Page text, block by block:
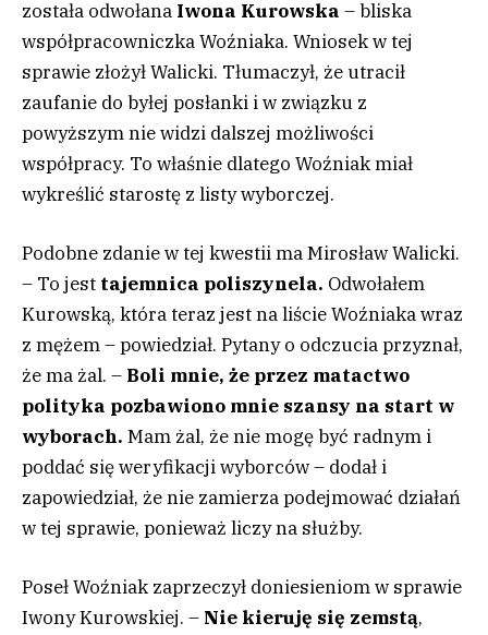
została odwołana Iwona Kurowska – bliska
współpracowniczka Woźniaka. Wniosek w tej
sprawie złożył Walicki. Tłumaczył, że utracił
zaufanie do byłej posłanki i w związku z
powyższym nie widzi dalszej możliwości
współpracy. To właśnie dlatego Woźniak miał
wykreślić starostę z listy wyborczej.
Podobne zdanie w tej kwestii ma Mirosław Walicki.
– To jest tajemnica poliszynela. Odwołałem
Kurowską, która teraz jest na liście Woźniaka wraz
z mężem – powiedział. Pytany o odczucia przyznał,
że ma żal. – Boli mnie, że przez matactwo
polityka pozbawiono mnie szansy na start w
wyborach. Mam żal, że nie mogę być radnym i
poddać się weryfikacji wyborców – dodał i
zapowiedział, że nie zamierza podejmować działań
w tej sprawie, ponieważ liczy na służby.
Poseł Woźniak zaprzeczył doniesieniom w sprawie
Iwony Kurowskiej. – Nie kieruję się zemstą,